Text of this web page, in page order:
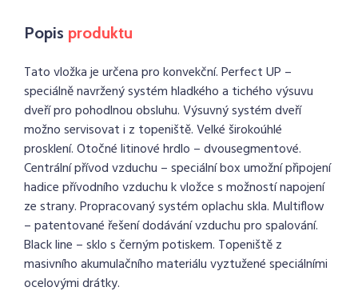
Popis produktu
Tato vložka je určena pro konvekční. Perfect UP –
speciálně navržený systém hladkého a tichého výsuvu
dveří pro pohodlnou obsluhu. Výsuvný systém dveří
možno servisovat i z topeniště. Velké širokoúhlé
prosklení. Otočné litinové hrdlo – dvousegmentové.
Centrální přívod vzduchu – speciální box umožní připojení
hadice přívodního vzduchu k vložce s možností napojení
ze strany. Propracovaný systém oplachu skla. Multiflow
– patentované řešení dodávání vzduchu pro spalování.
Black line – sklo s černým potiskem. Topeniště z
masivního akumulačního materiálu vyztužené speciálními
ocelovými drátky.